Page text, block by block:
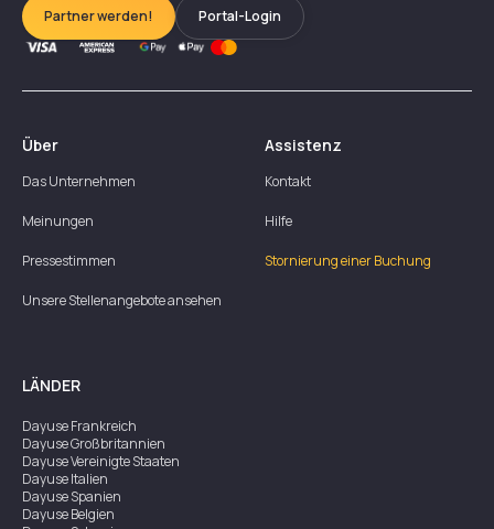
Partner werden! Portal-Login
Über
Das Unternehmen
Meinungen
Pressestimmen
Unsere Stellenangebote ansehen
Assistenz
Kontakt
Hilfe
Stornierung einer Buchung
LÄNDER
DayuseFrankreich
DayuseGroßbritannien
DayuseVereinigte Staaten
DayuseItalien
DayuseSpanien
DayuseBelgien